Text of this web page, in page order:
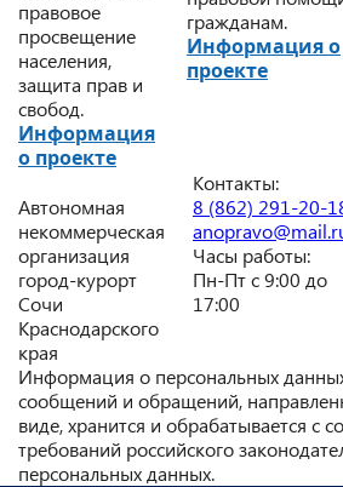
правовое
просвещение
населения,
защита прав и
свобод.
Информация
о проекте
гражданам.
Информация о
проекте
Автономная
некоммерческая
организация
город-курорт
Сочи
Краснодарского
края
Контакты:
8 (862) 291-20-
Часы работы:
Пн-Пт с 9:00 до
17:00
Информация о персональных
сообщений и обращений,
виде, хранится и обрабатывается с
требований российского
персональных данных.